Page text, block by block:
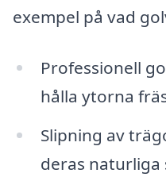
exempel på vad
Professionell
hålla ytorna
Slipning av
deras naturliga